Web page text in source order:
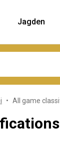
Jagden
All game